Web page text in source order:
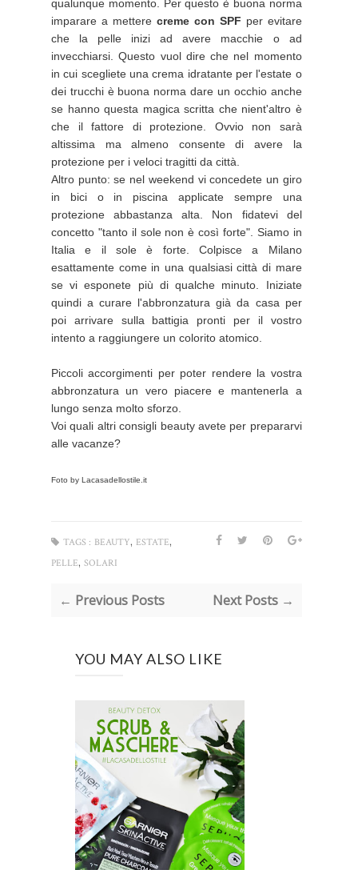
qualunque momento. Per questo è buona norma
imparare a mettere creme con SPF per evitare
che la pelle inizi ad avere macchie o ad
invecchiarsi. Questo vuol dire che nel momento
in cui scegliete una crema idratante per l'estate o
dei trucchi è buona norma dare un occhio anche
se hanno questa magica scritta che nient'altro è
che il fattore di protezione. Ovvio non sarà
altissima ma almeno consente di avere la
protezione per i veloci tragitti da città.
Altro punto: se nel weekend vi concedete un giro
in bici o in piscina applicate sempre una
protezione abbastanza alta. Non fidatevi del
concetto "tanto il sole non è così forte". Siamo in
Italia e il sole è forte. Colpisce a Milano
esattamente come in una qualsiasi città di mare
se vi esponete più di qualche minuto. Iniziate
quindi a curare l'abbronzatura già da casa per
poi arrivare sulla battigia pronti per il vostro
intento a raggiungere un colorito atomico.
Piccoli accorgimenti per poter rendere la vostra
abbronzatura un vero piacere e mantenerla a
lungo senza molto sforzo.
Voi quali altri consigli beauty avete per prepararvi
alle vacanze?
Foto by Lacasadellostile.it
TAGS : BEAUTY, ESTATE,
PELLE, SOLARI
← Previous Posts Next Posts →
YOU MAY ALSO LIKE